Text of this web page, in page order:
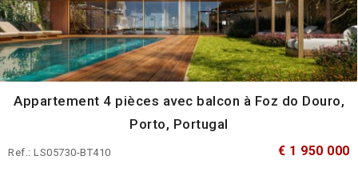
Appartement 4 pièces avec balcon à Foz do Douro,
Porto, Portugal
Ref.: LS05730-BT410 € 1 950 000